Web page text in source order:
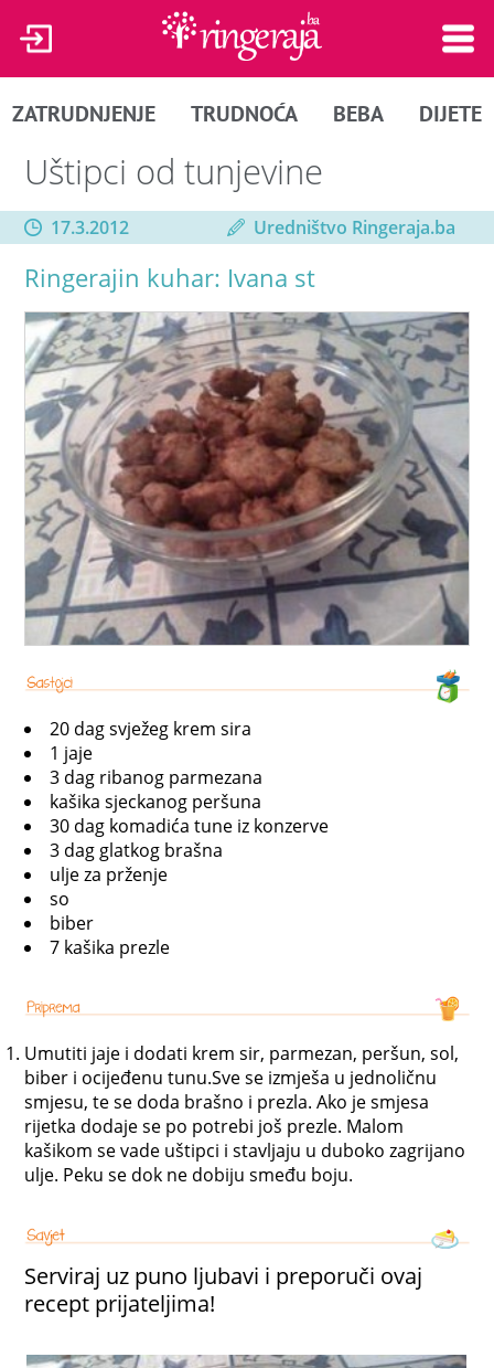
ZATRUDNJENJE TRUDNOĆA BEBA DIJETE
Uštipci od tunjevine
17.3.2012 Uredništvo Ringeraja.ba
Ringerajin kuhar: Ivana st
20 dag svježeg krem sira
1 jaje
3 dag ribanog parmezana
kašika sjeckanog peršuna
30 dag komadića tune iz konzerve
3 dag glatkog brašna
ulje za prženje
so
biber
7 kašika prezle
Umutiti jaje i dodati krem sir, parmezan, peršun, sol,
biber i ocijeđenu tunu.Sve se izmješa u jednoličnu
smjesu, te se doda brašno i prezla. Ako je smjesa
rijetka dodaje se po potrebi još prezle. Malom
kašikom se vade uštipci i stavljaju u duboko zagrijano
ulje. Peku se dok ne dobiju smeđu boju.
Serviraj uz puno ljubavi i preporuči ovaj
recept prijateljima!